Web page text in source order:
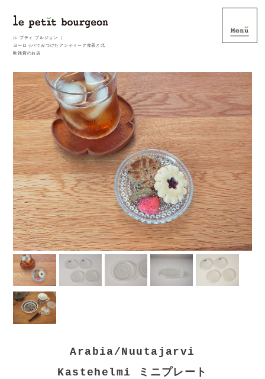
ル プティ ブルジョン ｜
ヨーロッパでみつけたアンティーク食器と北
欧雑貨のお店
Arabia/Nuutajarvi
Kastehelmi ミニプレート